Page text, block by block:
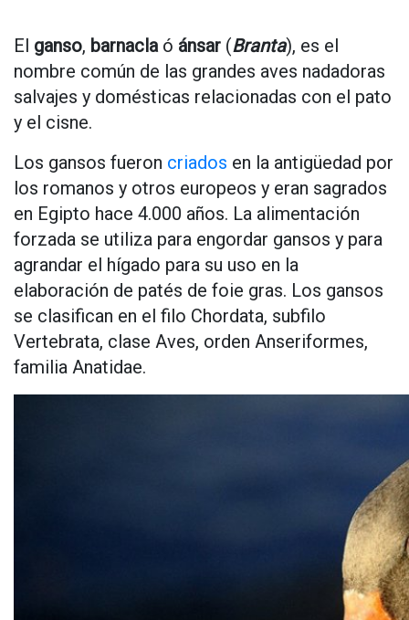
El ganso, barnaclaó ánsar (Branta), es el
nombre común de las grandes aves nadadoras
salvajes y domésticas relacionadas con el pato
y el cisne.
Los gansos fueron criados en la antigüedad por
los romanos y otros europeos y eran sagrados
en Egipto hace 4.000 años. La alimentación
forzada se utiliza para engordar gansos y para
agrandar el hígado para su uso en la
elaboración de patés de foie gras. Los gansos
se clasifican en el filo Chordata, subfilo
Vertebrata, clase Aves, orden Anseriformes,
familia Anatidae.